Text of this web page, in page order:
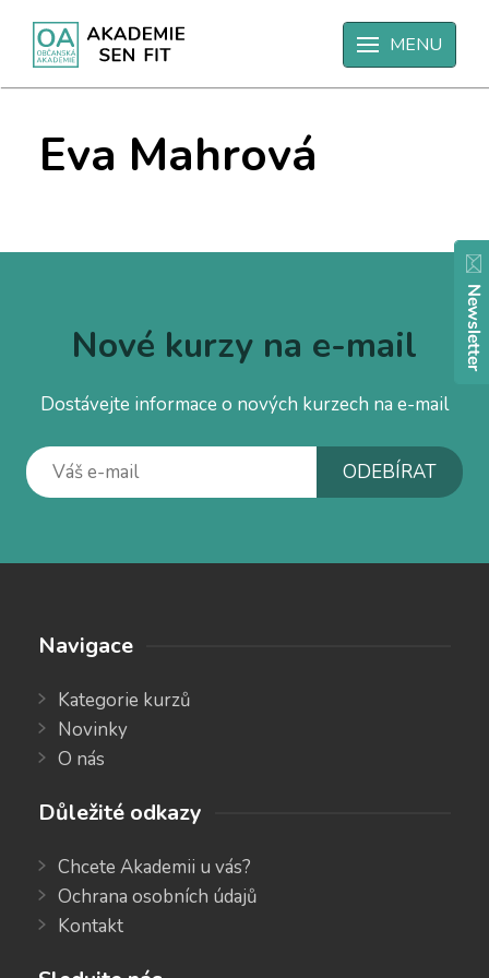
MENU
Úvodní strana
Eva Mahrová
Nové kurzy na e-mail
Dostávejte informace o nových kurzech na e-mail
Navigace
Kategorie kurzů
Novinky
O nás
Důležité odkazy
Chcete Akademii u vás?
Ochrana osobních údajů
Kontakt